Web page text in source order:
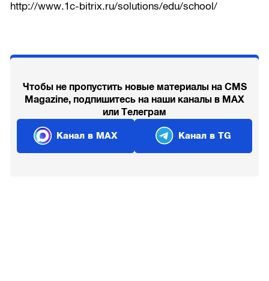
http://www.1c-bitrix.ru/solutions/edu/school/
Чтобы не пропустить новые материалы на CMS
Magazine, подпишитесь на наши каналы в MAX
или Телеграм
Канал в MAX Канал в TG